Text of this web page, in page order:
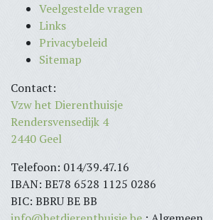
Veelgestelde vragen
Links
Privacybeleid
Sitemap
Contact:
Vzw het Dierenthuisje
Rendersvensedijk 4
2440 Geel
Telefoon: 014/39.47.16
IBAN: BE78 6528 1125 0286
BIC: BBRU BE BB